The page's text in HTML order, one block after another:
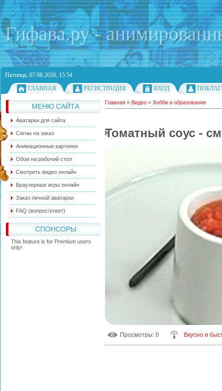
Гифава.ру -
Пятница, 07.08.2026, 15:54
ГЛАВНАЯ
РЕГИСТРАЦИЯ ВХОД
МЕНЮ САЙТА
Аватарки для сайта
Сигны на заказ
Анимационные картинки
Обои на рабочий стол
Смотреть видео онлайн
Браузерные игры онлайн
Заказ личной аватарки
FAQ (вопрос/ответ)
СПОНСОРЫ
This feature is for Premium users
only!
Главная » Видео » Хобби и образование
Томатный соус -
Просмотры: 0 Вкусно и